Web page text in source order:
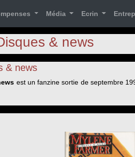
Média Ecrin
& news
& news
est un fanzine sortie de septembre